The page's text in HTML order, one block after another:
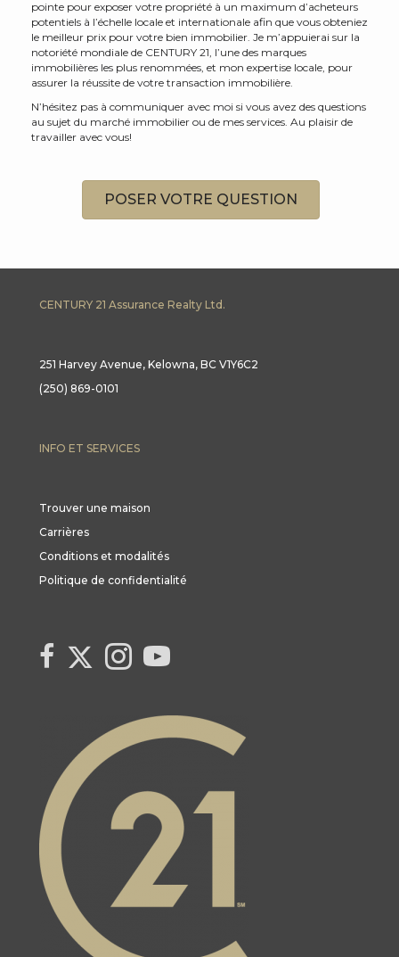
pointe pour exposer votre propriété à un maximum d’acheteurs
potentiels à l’échelle locale et internationale afin que vous obteniez
le meilleur prix pour votre bien immobilier. Je m’appuierai sur la
notoriété mondiale de CENTURY 21, l’une des marques
immobilières les plus renommées, et mon expertise locale, pour
assurer la réussite de votre transaction immobilière.
N’hésitez pas à communiquer avec moi si vous avez des questions
au sujet du marché immobilier ou de mes services. Au plaisir de
travailler avec vous!
POSER VOTRE QUESTION
CENTURY 21 Assurance Realty Ltd.
251 Harvey Avenue, Kelowna, BC V1Y6C2
(250) 869-0101
INFO ET SERVICES
Trouver une maison
Carrières
Conditions et modalités
Politique de confidentialité
link to Century 21 Canada's facebook page
Link to Century 21 Canada's Twitter page
Link to Century 21 Canada's Instagram page
link to Century 21 Canada's YouTube page